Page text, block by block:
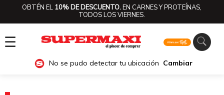
OBTÉN EL 10% DE DESCUENTO.EN CARNES Y PROTEÍNAS,
TODOS LOS VIERNES.
☰
No se pudo detectar tu ubicación Cambiar